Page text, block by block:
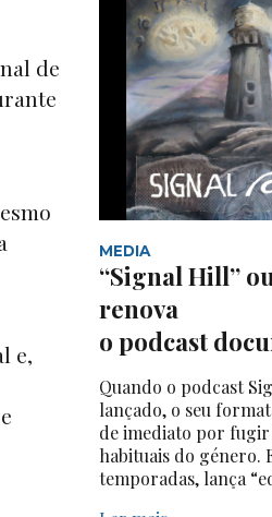
de
e,
MEDIA
“Signal Hill”
renova
o podcast
Quando o podcast
lançado, o seu
de imediato por
habituais do género.
temporadas, lança